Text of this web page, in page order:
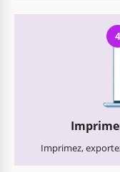
4
Imprimez,